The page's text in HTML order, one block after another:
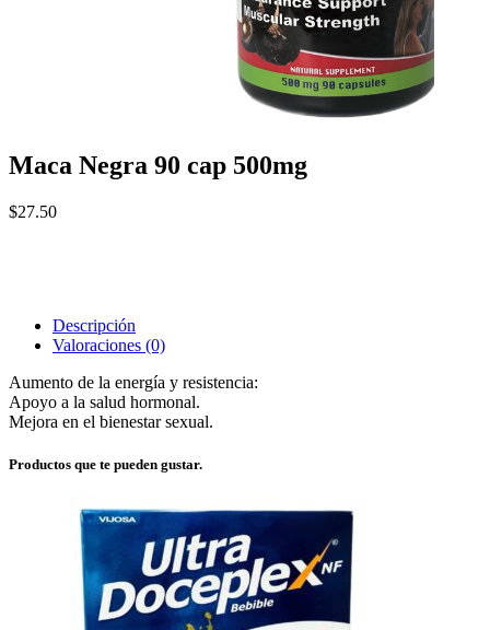
Maca Negra 90 cap 500mg
$27.50
Descripción
Valoraciones (0)
Aumento de la energía y resistencia:
Apoyo a la salud hormonal.
Mejora en el bienestar sexual.
Productos que te pueden gustar.